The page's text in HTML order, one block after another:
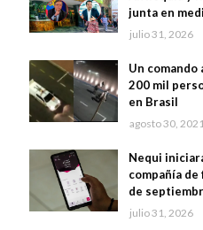
junta en
julio 31, 2026
Un comando
200 mil
en Brasil
agosto 30,
Nequi
compañía
de
julio 31, 2026